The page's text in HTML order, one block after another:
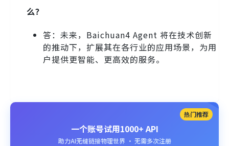
么？
答：未来，Baichuan4 Agent 将在技术创新
的推动下，扩展其在各行业的应用场景，为用
户提供更智能、更高效的服务。
热门推荐
一个账号试用1000+ API
助力AI无缝链接物理世界 · 无需多次注册